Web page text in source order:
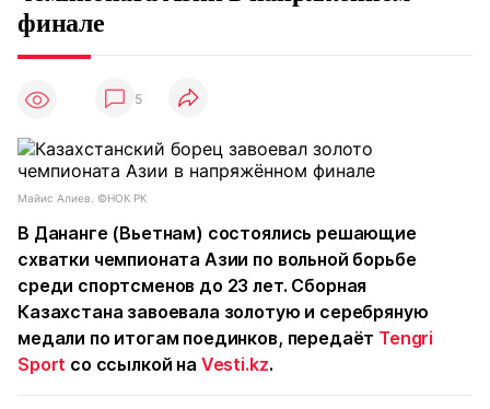
финале
5
Майис Алиев. ©НОК РК
В Дананге (Вьетнам) состоялись решающие
схватки чемпионата Азии по вольной борьбе
среди спортсменов до 23 лет. Сборная
Казахстана завоевала золотую и серебряную
медали по итогам поединков, передаёт Tengri
Sport со ссылкой на Vesti.kz.